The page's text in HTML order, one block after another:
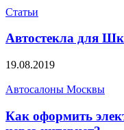
Статьи
Автостекла для
19.08.2019
Автосалоны Москвы
Как оформить